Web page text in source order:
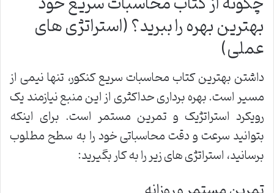
بهترین بهره را ببرید؟ (استراتژی های
عملی)
داشتن بهترین کتاب محاسبات سریع کنکور، تنها نیمی از
مسیر است. بهره برداری حداکثری از این منبع نیازمند یک
رویکرد استراتژیک و تمرین مستمر است. برای اینکه
بتوانید سرعت و دقت محاسباتی خود را به سطح مطلوب
برسانید، استراتژی های زیر را به کار بگیرید: